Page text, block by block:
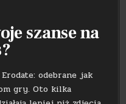
szanse na
odebrane jak
gry. Oto kilka